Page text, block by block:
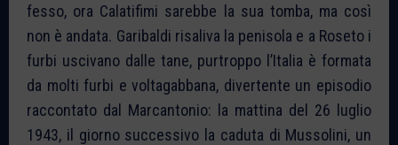
fesso, ora Calatifimi sarebbe la sua tomba, ma così
non è andata. Garibaldi risaliva la penisola e a Roseto i
furbi uscivano dalle tane, purtroppo l’Italia è formata
da molti furbi e voltagabbana, divertente un episodio
raccontato dal Marcantonio: la mattina del 26 luglio
1943, il giorno successivo la caduta di Mussolini, un